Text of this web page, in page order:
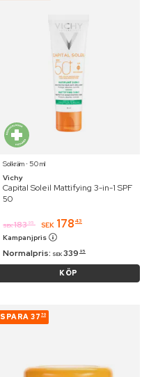
Solkräm ⋅ 50 ml
Vichy
Capital Soleil Mattifying 3-in-1 SPF
50
SEK 183 95 SEK 178 43
Kampanjpris
Normalpris: SEK 339 95
KÖP
SPARA 37 70